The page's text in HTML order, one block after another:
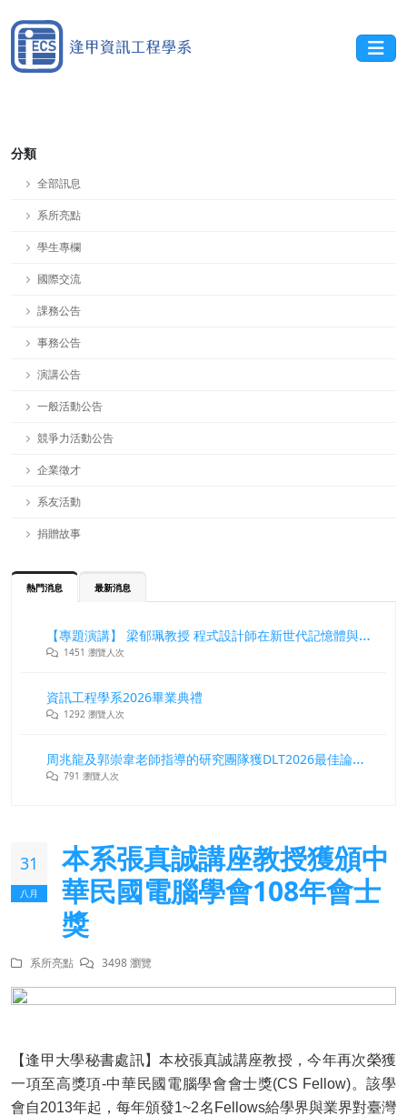
分類
全部訊息
系所亮點
學生專欄
國際交流
課務公告
事務公告
演講公告
一般活動公告
競爭力活動公告
企業徵才
系友活動
捐贈故事
熱門消息 最新消息
【專題演講】 梁郁珮教授 程式設計師在新世代記憶體與儲存系統中的角色與挑戰
1451 瀏覽人次
資訊工程學系2026畢業典禮
1292 瀏覽人次
周兆龍及郭崇韋老師指導的研究團隊獲DLT2026最佳論文獎
791 瀏覽人次
31
八月
本系張真誠講座教授獲頒中
華民國電腦學會108年會士
獎
系所亮點 3498 瀏覽
【逢甲大學秘書處訊】本校張真誠講座教授，今年再次榮獲
一項至高獎項-中華民國電腦學會會士獎(CS Fellow)。該學
會自2013年起，每年頒發1~2名Fellows給學界與業界對臺灣